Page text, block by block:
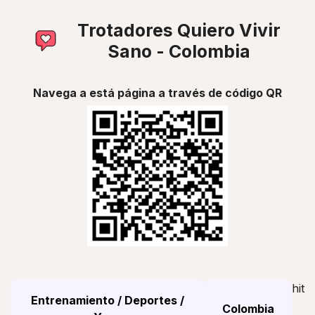
Trotadores Quiero Vivir
Sano - Colombia
Navega a está página a través de código QR
Entrenamiento / Deportes /
Colombia
hit